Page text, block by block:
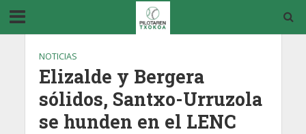
NOTICIAS
Elizalde y Bergera
sólidos, Santxo-Urruzola
se hunden en el LENC